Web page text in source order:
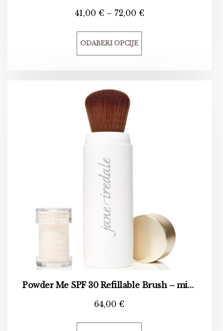
41,00 € – 72,00 €
ODABERI OPCIJE
Powder Me SPF 30 Refillable Brush – mineralni puder s kistom
64,00€